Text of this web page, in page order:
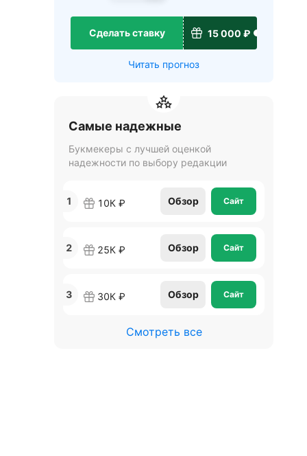
Сделать ставку 15 000 ₽
Читать прогноз
Самые надежные
Букмекеры с лучшей оценкой
надежности по выбору редакции
1 10К ₽ Обзор Сайт
2 25К ₽ Обзор Сайт
3 30К ₽ Обзор Сайт
Смотреть все